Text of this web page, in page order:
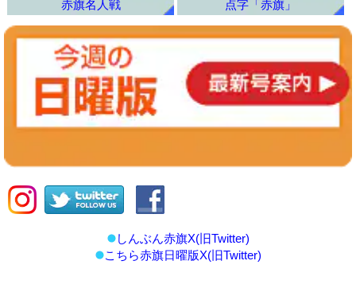
赤旗名人戦
点字「赤旗」
しんぶん赤旗X(旧Twitter)
こちら赤旗日曜版X(旧Twitter)